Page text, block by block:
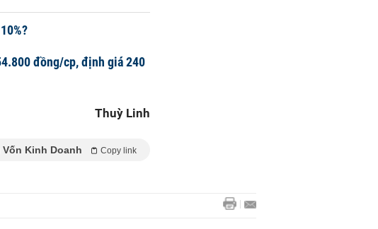
đồng/cp, định giá 240
Thuỳ Linh
Vốn Kinh Doanh Copy link